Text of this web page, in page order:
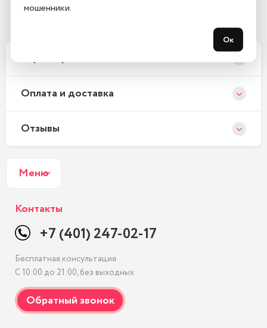
С 10:00 до 21:00, без выходных
Xарактеристики
Оплата и доставка
Отзывы
Меню
Контакты
+7 (401) 247-02-17
Бесплатная консультация
С 10:00 до 21:00, без выходных
мошенники.
Ок